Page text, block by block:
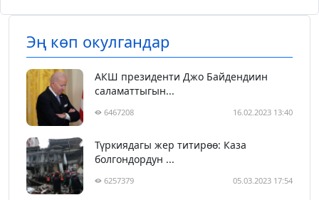
Эң көп окулгандар
АКШ президенти Джо Байдендиин
саламаттыгын...
6467208 16.02.2023 13:40
Түркиядагы жер титирөө: Каза
болгондордун ...
6257379 05.03.2023 17:54